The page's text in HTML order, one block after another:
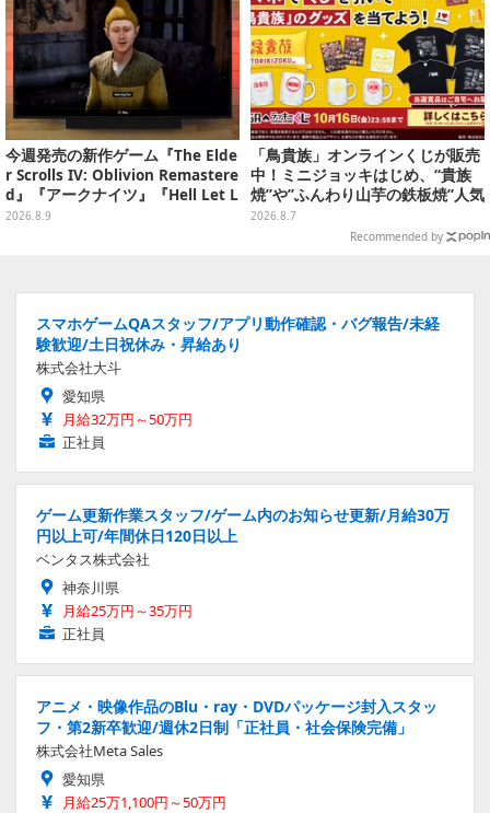
今週発売の新作ゲーム『The Elde
r Scrolls IV: Oblivion Remastere
d』『アークナイツ』『Hell Let L
oose: Vietnam』他
2026.8.9
「鳥貴族」オンラインくじが販売
中！ミニジョッキはじめ、“貴族
焼”や”ふんわり山芋の鉄板焼”人気
メニューTシャツなどラインナッ
2026.8.7
Recommended by
スマホゲームQAスタッフ/アプリ動作確認・バグ報告/未経
験歓迎/土日祝休み・昇給あり
株式会社大斗
愛知県
月給32万円～50万円
正社員
ゲーム更新作業スタッフ/ゲーム内のお知らせ更新/月給30万
円以上可/年間休日120日以上
ベンタス株式会社
神奈川県
月給25万円～35万円
正社員
アニメ・映像作品のBlu・ray・DVDパッケージ封入スタッ
フ・第2新卒歓迎/週休2日制「正社員・社会保険完備」
株式会社Meta Sales
愛知県
月給25万1,100円～50万円